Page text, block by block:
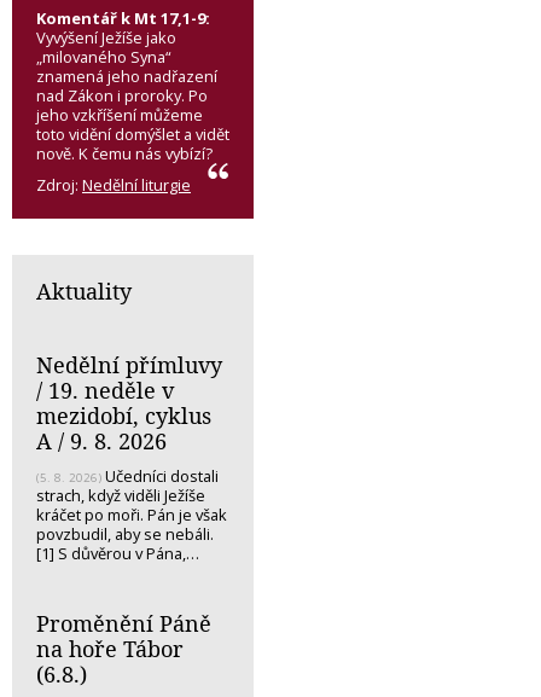
Komentář k Mt 17,1-9:
Vyvýšení Ježíše jako
„milovaného Syna“
znamená jeho nadřazení
nad Zákon i proroky. Po
jeho vzkříšení můžeme
toto vidění domýšlet a vidět
nově. K čemu nás vybízí?
Zdroj: Nedělní liturgie
Aktuality
Nedělní přímluvy
/ 19. neděle v
mezidobí, cyklus
A / 9. 8. 2026
(5. 8. 2026) Učedníci dostali
strach, když viděli Ježíše
kráčet po moři. Pán je však
povzbudil, aby se nebáli.
[1] S důvěrou v Pána,…
Proměnění Páně
na hoře Tábor
(6.8.)